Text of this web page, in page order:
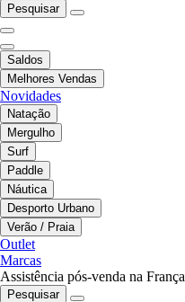
Pesquisar
Saldos
Melhores Vendas
Novidades
Natação
Mergulho
Surf
Paddle
Náutica
Desporto Urbano
Verão / Praia
Outlet
Marcas
Assistência pós-venda na França
Pesquisar